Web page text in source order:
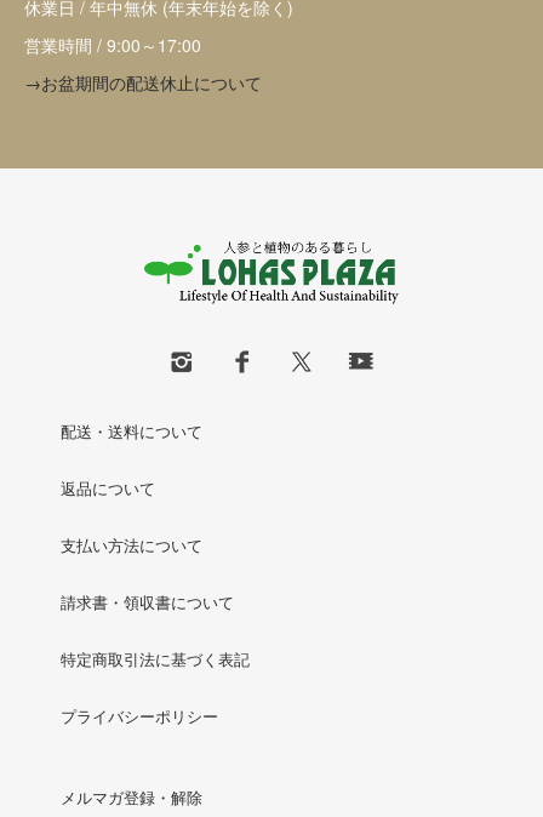
休業日 / 年中無休 (年末年始を除く)
営業時間 / 9:00～17:00
→お盆期間の配送休止について
配送・送料について
返品について
支払い方法について
請求書・領収書について
特定商取引法に基づく表記
プライバシーポリシー
メルマガ登録・解除